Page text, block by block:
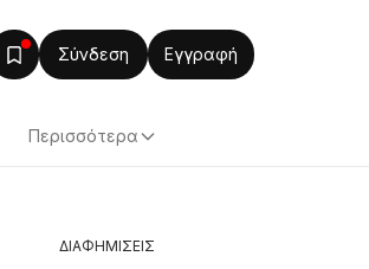
Σύνδεση Εγγραφή
Περισσότερα
ΔΙΑΦΗΜΙΣΕΙΣ